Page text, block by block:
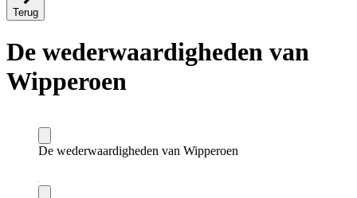
Terug
De wederwaardigheden van
Wipperoen
De wederwaardigheden van Wipperoen